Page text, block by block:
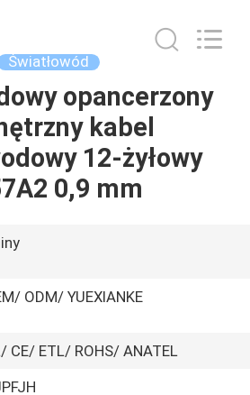
Światłowód
opancerzony
kabel
12-żyłowy
0,9 mm
ODM/ YUEXIANKE
CE/ ETL/ ROHS/ ANATEL